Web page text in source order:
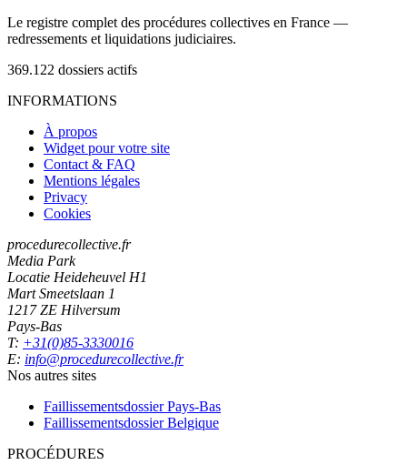
Le registre complet des procédures collectives en France —
redressements et liquidations judiciaires.
369.122 dossiers actifs
INFORMATIONS
À propos
Widget pour votre site
Contact & FAQ
Mentions légales
Privacy
Cookies
procedurecollective.fr
Media Park
Locatie Heideheuvel H1
Mart Smeetslaan 1
1217 ZE Hilversum
Pays-Bas
T: +31(0)85-3330016
E: info@procedurecollective.fr
Nos autres sites
Faillissementsdossier Pays-Bas
Faillissementsdossier Belgique
PROCÉDURES